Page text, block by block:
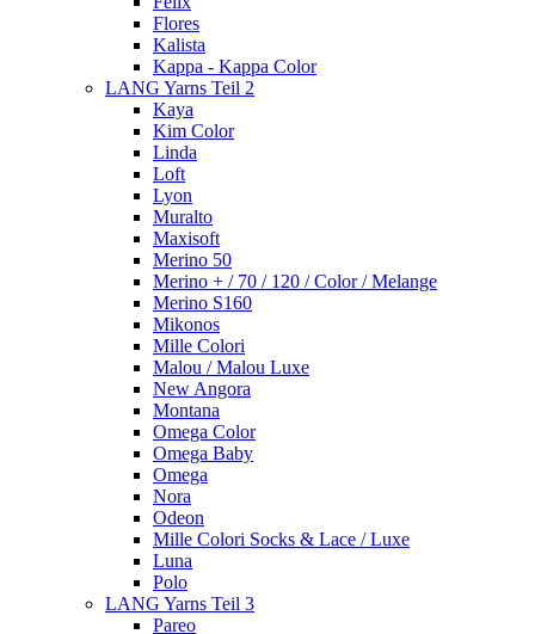
Flores
Kalista
Kappa - Kappa Color
LANG Yarns Teil 2
Kaya
Kim Color
Linda
Loft
Lyon
Muralto
Maxisoft
Merino 50
Merino + / 70 / 120 / Color / Melange
Merino S160
Mikonos
Mille Colori
Malou / Malou Luxe
New Angora
Montana
Omega Color
Omega Baby
Omega
Nora
Odeon
Mille Colori Socks & Lace / Luxe
Luna
Polo
LANG Yarns Teil 3
Pareo